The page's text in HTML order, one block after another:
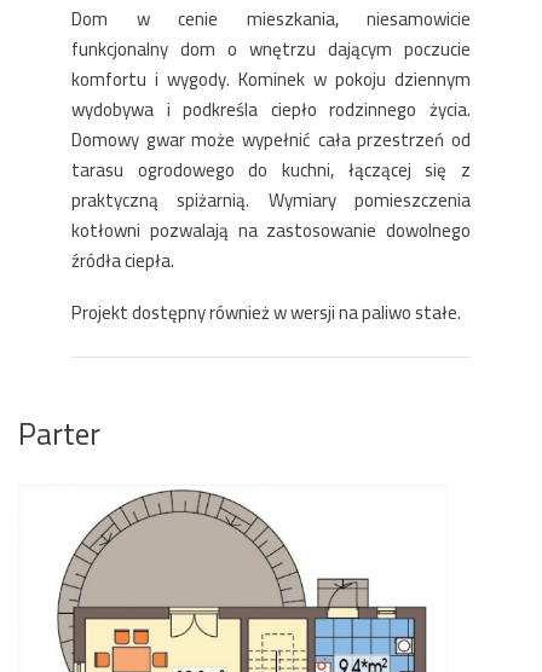
Dom w cenie mieszkania, niesamowicie
funkcjonalny dom o wnętrzu dającym poczucie
komfortu i wygody. Kominek w pokoju dziennym
wydobywa i podkreśla ciepło rodzinnego życia.
Domowy gwar może wypełnić cała przestrzeń od
tarasu ogrodowego do kuchni, łączącej się z
praktyczną spiżarnią. Wymiary pomieszczenia
kotłowni pozwalają na zastosowanie dowolnego
źródła ciepła.
Projekt dostępny również w wersji na paliwo stałe.
Parter